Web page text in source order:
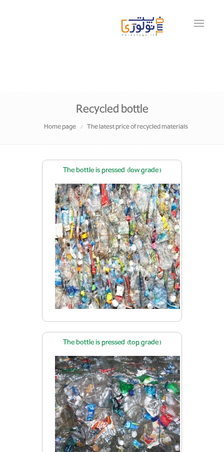
Toggle
Recycled bottle
Home page The latest price of recycled materials
The bottle is pressed (low grade)
The bottle is pressed (top grade)